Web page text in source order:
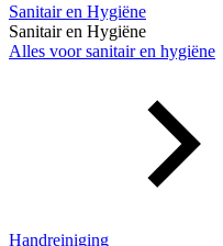
Sanitair en Hygiëne
Sanitair en Hygiëne
Alles voor sanitair en hygiëne
Handreiniging